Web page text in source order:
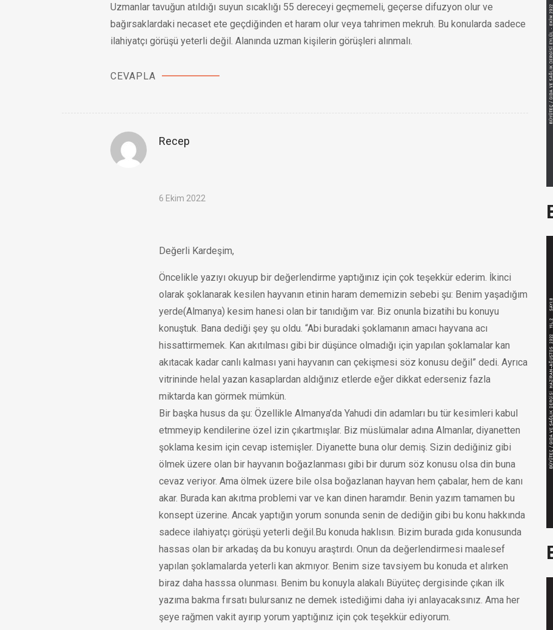
Uzmanlar tavuğun atıldığı suyun sıcaklığı 55 dereceyi geçmemeli, geçerse difuzyon olur ve
bağırsaklardaki necaset ete geçdiğinden et haram olur veya tahrimen mekruh. Bu konularda sadece
ilahiyatçı görüşü yeterli değil. Alanında uzman kişilerin görüşleri alınmalı.
CEVAPLA
Recep
6 Ekim 2022
Değerli Kardeşim,
Öncelikle yazıyı okuyup bir değerlendirme yaptığınız için çok teşekkür ederim. İkinci
olarak şoklanarak kesilen hayvanın etinin haram dememizin sebebi şu: Benim yaşadığım
yerde(Almanya) kesim hanesi olan bir tanıdığım var. Biz onunla bizatihi bu konuyu
konuştuk. Bana dediği şey şu oldu. “Abi buradaki şoklamanın amacı hayvana acı
hissattirmemek. Kan akıtılması gibi bir düşünce olmadığı için yapılan şoklamalar kan
akıtacak kadar canlı kalması yani hayvanın can çekişmesi söz konusu değil” dedi. Ayrıca
vitrininde helal yazan kasaplardan aldığınız etlerde eğer dikkat ederseniz fazla
miktarda kan görmek mümkün.
Bir başka husus da şu: Özellikle Almanya’da Yahudi din adamları bu tür kesimleri kabul
etmmeyip kendilerine özel izin çıkartmışlar. Biz müslümalar adına Almanlar, diyanetten
şoklama kesim için cevap istemişler. Diyanette buna olur demiş. Sizin dediğiniz gibi
ölmek üzere olan bir hayvanın boğazlanması gibi bir durum söz konusu olsa din buna
cevaz veriyor. Ama ölmek üzere bile olsa boğazlanan hayvan hem çabalar, hem de kanı
akar. Burada kan akıtma problemi var ve kan dinen haramdır. Benin yazım tamamen bu
konsept üzerine. Ancak yaptığın yorum sonunda senin de dediğin gibi bu konu hakkında
sadece ilahiyatçı görüşü yeterli değil.Bu konuda haklısın. Bizim burada gıda konusunda
hassas olan bir arkadaş da bu konuyu araştırdı. Onun da değerlendirmesi maalesef
yapılan şoklamalarda yeterli kan akmıyor. Benim size tavsiyem bu konuda et alırken
biraz daha hasssa olunması. Benim bu konuyla alakalı Büyüteç dergisinde çıkan ilk
yazıma bakma fırsatı bulursanız ne demek istediğimi daha iyi anlayacaksınız. Ama her
şeye rağmen vakit ayırıp yorum yaptığınız için çok teşekkür ediyorum.